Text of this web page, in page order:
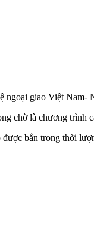
ngoại giao Việt
chờ là chương trình
bắn trong thời